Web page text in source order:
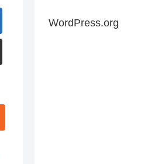
WordPress.org